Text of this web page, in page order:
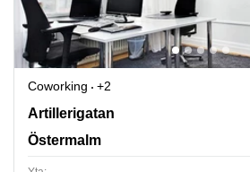
Coworking
+2
Artillerigatan 6, Östermalm
Artillerigatan
Östermalm